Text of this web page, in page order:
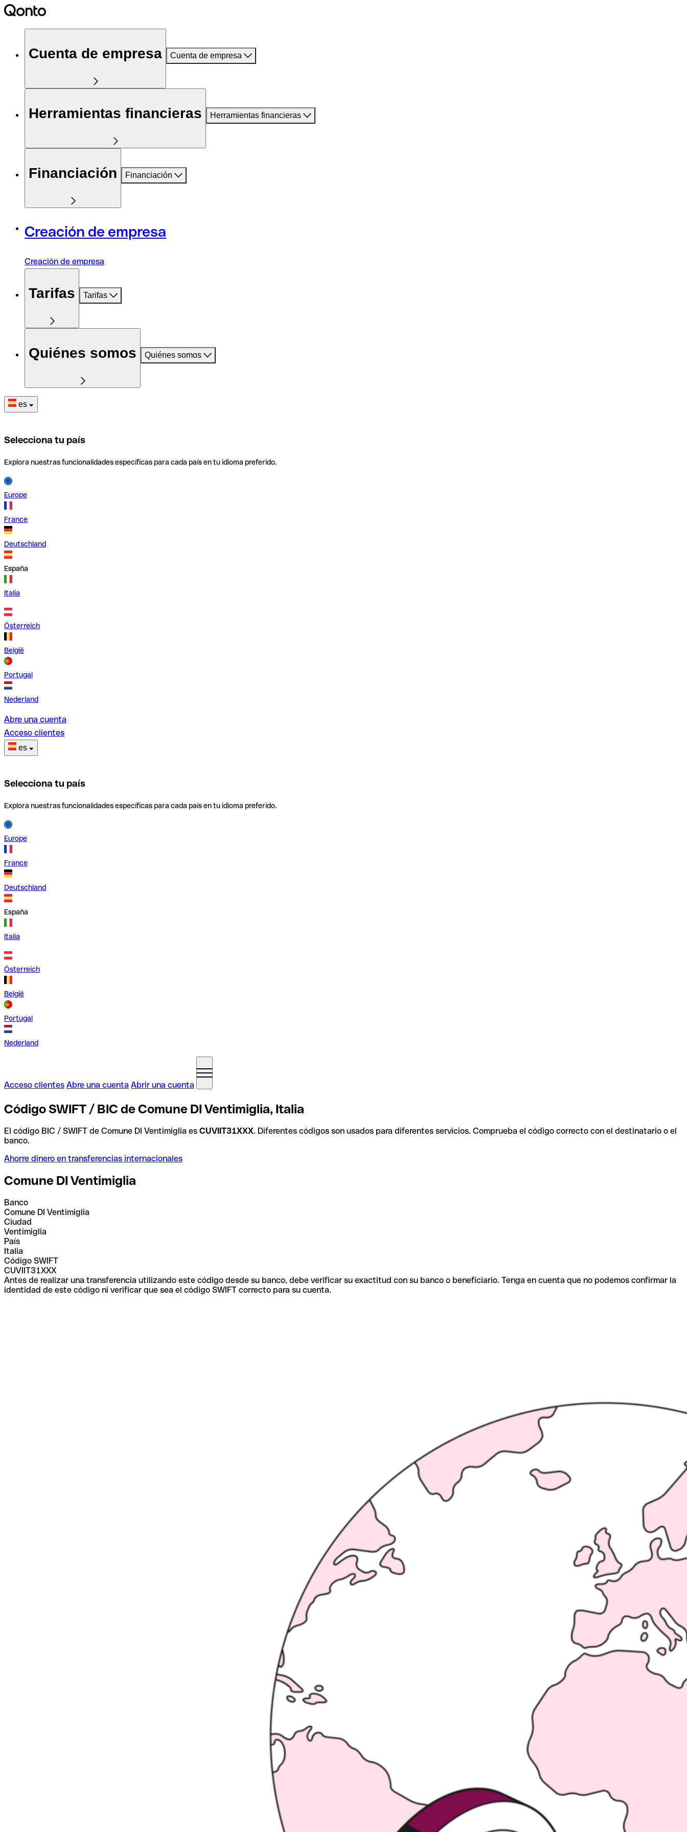
Cuenta de empresa Cuenta de empresa
Herramientas financieras Herramientas financieras
Financiación Financiación
Creación de empresa
Creación de empresa
Tarifas Tarifas
Quiénes somos Quiénes somos
es
Selecciona tu país
Explora nuestras funcionalidades específicas para cada país en tu idioma preferido.
Europe
France
Deutschland
España
Italia
Österreich
België
Portugal
Nederland
Abre una cuenta
Acceso clientes
es
Selecciona tu país
Explora nuestras funcionalidades específicas para cada país en tu idioma preferido.
Europe
France
Deutschland
España
Italia
Österreich
België
Portugal
Nederland
Acceso clientes Abre una cuenta Abrir una cuenta
Código SWIFT / BIC de Comune DI Ventimiglia, Italia
El código BIC / SWIFT de Comune DI Ventimiglia es CUVIIT31XXX. Diferentes códigos son usados para diferentes servicios. Comprueba el código correcto con el destinatario o el
banco.
Ahorre dinero en transferencias internacionales
Comune DI Ventimiglia
Banco
Comune DI Ventimiglia
Ciudad
Ventimiglia
País
Italia
Código SWIFT
CUVIIT31XXX
Antes de realizar una transferencia utilizando este código desde su banco, debe verificar su exactitud con su banco o beneficiario. Tenga en cuenta que no podemos confirmar la
identidad de este código ni verificar que sea el código SWIFT correcto para su cuenta.